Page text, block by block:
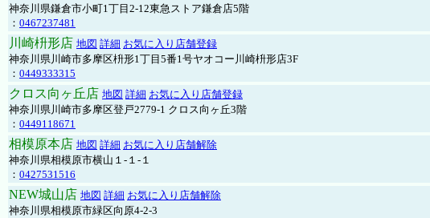
神奈川県鎌倉市小町1丁目2-12東急ストア鎌倉店5階
： 0467237481
川崎枡形店 地図 詳細 お気に入り店舗登録
神奈川県川崎市多摩区枡形1丁目5番1号ヤオコー川崎枡形店3F
： 0449333315
クロス向ヶ丘店 地図 詳細 お気に入り店舗登録
神奈川県川崎市多摩区登戸2779-1 クロス向ヶ丘3階
： 0449118671
相模原本店 地図 詳細 お気に入り店舗解除
神奈川県相模原市横山１-１-１
： 0427531516
NEW城山店 地図 詳細 お気に入り店舗解除
神奈川県相模原市緑区向原4-2-3